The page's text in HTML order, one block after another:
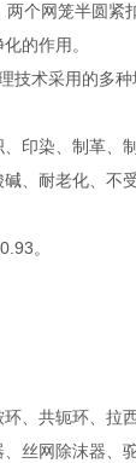
个网笼半圆
的作用。
技术采用的多
印染、制革、
、耐老化、不
。
、共轭环、拉
丝网除沫器